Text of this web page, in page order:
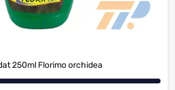
250ml Florimo orchidea